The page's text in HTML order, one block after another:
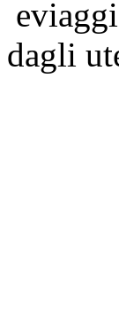
dagli